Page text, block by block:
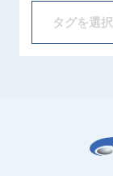
タグを選